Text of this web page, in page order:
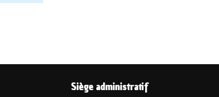
Siège administratif